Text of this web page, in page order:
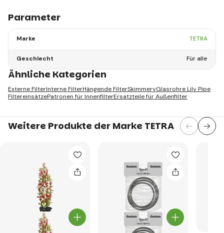
Parameter
Marke TETRA
Geschlecht Für alle
Ähnliche Kategorien
Externe FilterInterne FilterHängende FilterSkimmeryGlasrohre Lily Pipe
FiltereinsätzePatronen für InnenfilterErsatzteile für Außenfilter
Weitere Produkte der Marke TETRA